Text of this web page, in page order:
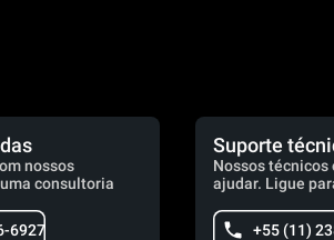
nossos
consultoria
6927
Suporte
Nossos técnicos
ajudar. Ligue
+55 (11)